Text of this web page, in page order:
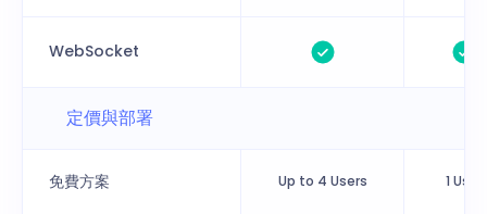
WebSocket
定價與部署
免費方案 Up to 4 Users 1 User